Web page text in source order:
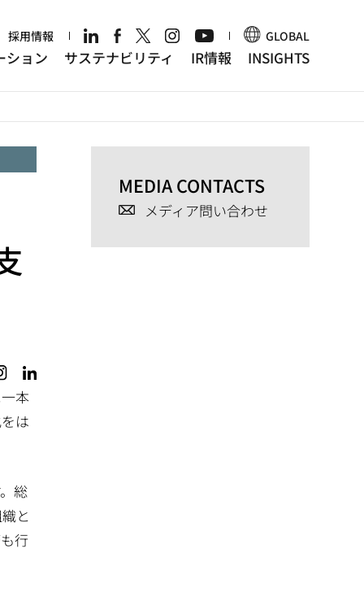
採用情報 GLOBAL
ション サステナビリティ IR情報 INSIGHTS
本
は
総
と
行
MEDIA CONTACTS
メディア問い合わせ